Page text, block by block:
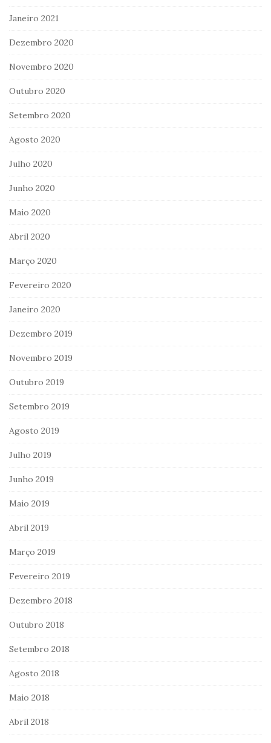
Janeiro 2021
Dezembro 2020
Novembro 2020
Outubro 2020
Setembro 2020
Agosto 2020
Julho 2020
Junho 2020
Maio 2020
Abril 2020
Março 2020
Fevereiro 2020
Janeiro 2020
Dezembro 2019
Novembro 2019
Outubro 2019
Setembro 2019
Agosto 2019
Julho 2019
Junho 2019
Maio 2019
Abril 2019
Março 2019
Fevereiro 2019
Dezembro 2018
Outubro 2018
Setembro 2018
Agosto 2018
Maio 2018
Abril 2018